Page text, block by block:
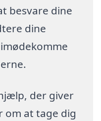
besvare dine
dine
der giver
om at tage dig